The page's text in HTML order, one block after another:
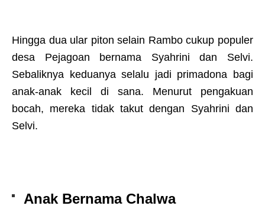
Hingga dua ular piton selain Rambo cukup populer
desa Pejagoan bernama Syahrini dan Selvi.
Sebaliknya keduanya selalu jadi primadona bagi
anak-anak kecil di sana. Menurut pengakuan
bocah, mereka tidak takut dengan Syahrini dan
Selvi.
Anak Bernama Chalwa